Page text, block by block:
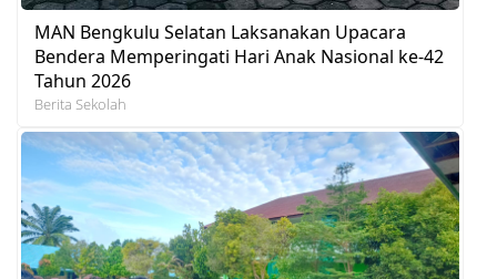
MAN Bengkulu Selatan Laksanakan Upacara
Bendera Memperingati Hari Anak Nasional ke-42
Tahun 2026
Berita Sekolah